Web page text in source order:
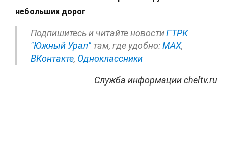
небольших дорог
Подпишитесь и читайте новостиГТРК
"Южный Урал" там, где удобно:МАХ,
ВКонтакте, Одноклассники
Служба информации cheltv.ru